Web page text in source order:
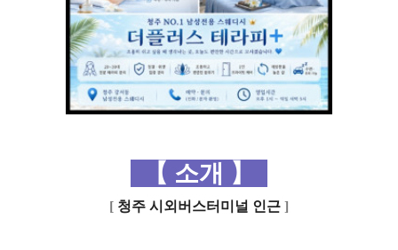
【 소개 】
[ 청주 시외버스터미널 인근 ]